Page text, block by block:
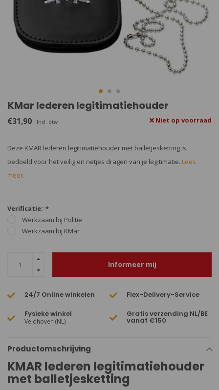
KMar lederen legitimatiehouder
€31,90 Incl. btw Niet op voorraad
Deze KMAR lederen legitimatiehouder met balletjesketting is
bedoeld voor het veilig en netjes dragen van je legitimatie. Lees
meer..
Verificatie: *
Werkzaam bij Politie
Werkzaam bij KMar
Informeer mij
24/7 Online winkelen Flex-Delivery-Service
Fysieke winkel
Veldhoven (NL)
Gratis verzending NL/BE
vanaf €150
Productomschrijving
KMAR lederen legitimatiehouder
met balletjesketting